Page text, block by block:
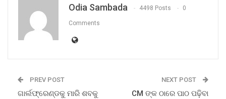
Odia Sambada 4498 Posts 0
Comments
PREV POST
ଗାର୍ଲଫ୍ରେଣ୍ଡକୁ ମାରି ଶବକୁ
NEXT POST
CM ଙ୍କ ଠାରେ ପାଠ ପଢ଼ିବା